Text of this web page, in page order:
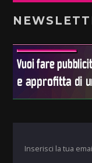
Inserisci la tua